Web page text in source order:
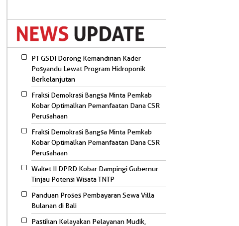
PT GSDI Dorong Kemandirian Kader
Posyandu Lewat Program Hidroponik
Berkelanjutan
Fraksi Demokrasi Bangsa Minta Pemkab
Kobar Optimalkan Pemanfaatan Dana CSR
Perusahaan
Fraksi Demokrasi Bangsa Minta Pemkab
Kobar Optimalkan Pemanfaatan Dana CSR
Perusahaan
Waket II DPRD Kobar Dampingi Gubernur
Tinjau Potensi Wisata TNTP
Panduan Proses Pembayaran Sewa Villa
Bulanan di Bali
Pastikan Kelayakan Pelayanan Mudik,